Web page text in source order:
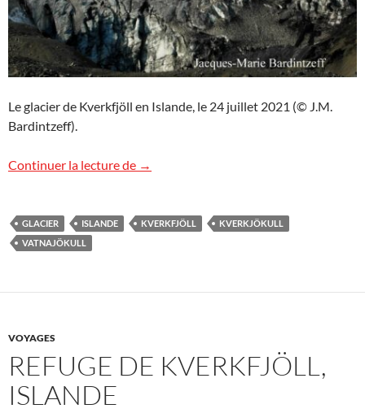
Le glacier de Kverkfjöll en Islande, le 24 juillet 2021 (© J.M.
Bardintzeff).
Continuer la lecture de Glacier de Kverkfjöll, Islande
→
GLACIER ISLANDE KVERKFJÖLL
KVERKJÖKULL
VATNAJÖKULL
VOYAGES
REFUGE DE KVERKFJÖLL,
ISLANDE